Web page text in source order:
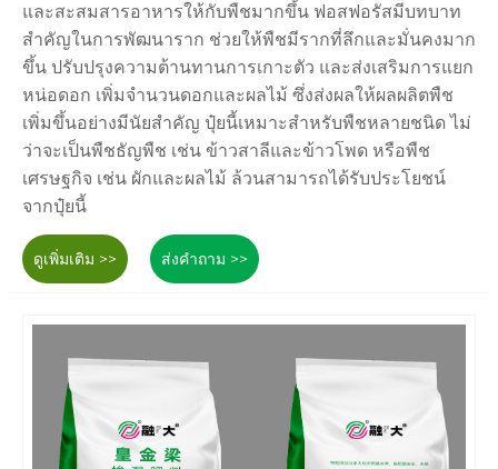
และสะสมสารอาหารให้กับพืชมากขึ้น ฟอสฟอรัสมีบทบาท
สำคัญในการพัฒนาราก ช่วยให้พืชมีรากที่ลึกและมั่นคงมาก
ขึ้น ปรับปรุงความต้านทานการเกาะตัว และส่งเสริมการแยก
หน่อดอก เพิ่มจำนวนดอกและผลไม้ ซึ่งส่งผลให้ผลผลิตพืช
เพิ่มขึ้นอย่างมีนัยสำคัญ ปุ๋ยนี้เหมาะสำหรับพืชหลายชนิด ไม่
ว่าจะเป็นพืชธัญพืช เช่น ข้าวสาลีและข้าวโพด หรือพืช
เศรษฐกิจ เช่น ผักและผลไม้ ล้วนสามารถได้รับประโยชน์
จากปุ๋ยนี้
ดูเพิ่มเติม >> ส่งคำถาม >>